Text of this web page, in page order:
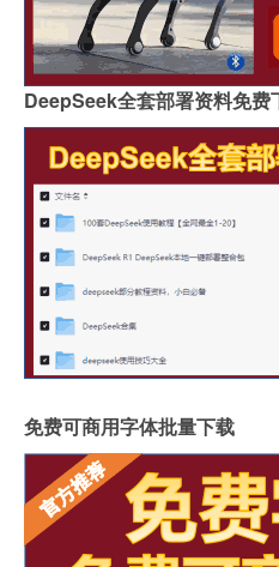
DeepSeek全套部署资料免费
免费可商用字体批量下载